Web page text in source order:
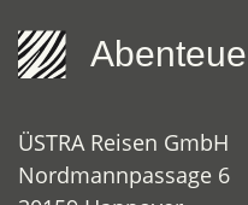
ÜSTRA Reisen GmbH
Nordmannpassage 6